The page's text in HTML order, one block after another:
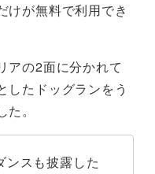
けが無料で利用でき
アの2面に分かれて
したドッグランをう
。
ンスも披露した